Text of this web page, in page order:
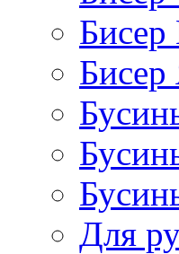
Бисер
Для